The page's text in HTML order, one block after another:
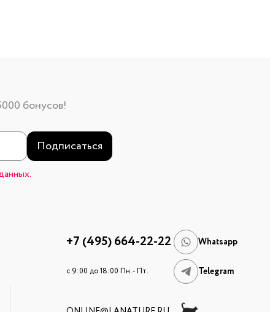
бонусов!
Подписаться
+7 (495) 664-22-22 Whatsapp
c 9:00 до 18:00 Пн. - Пт. Telegram